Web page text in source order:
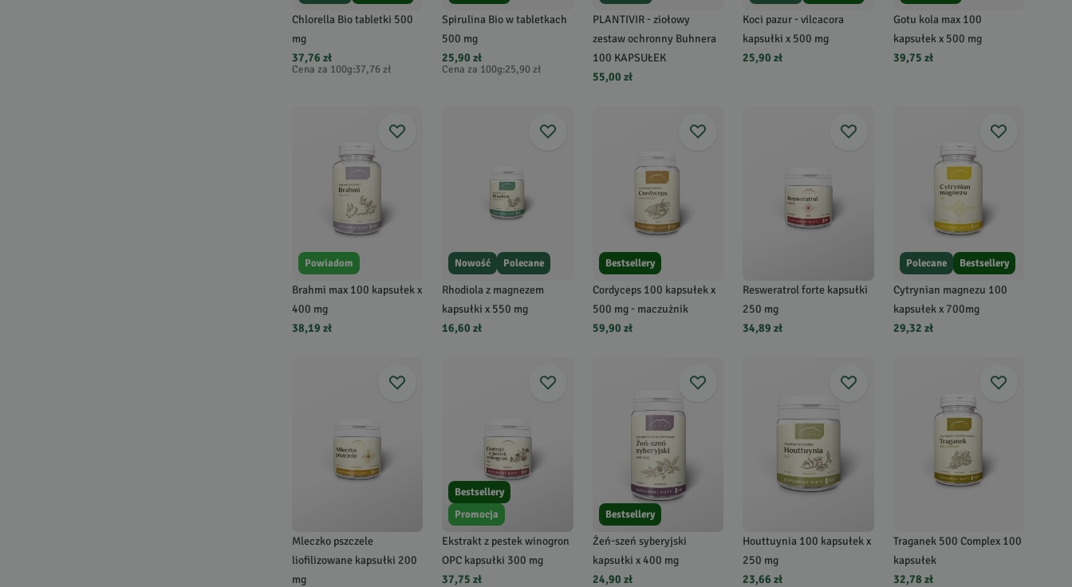
Chlorella Bio tabletki 500
mg
37,76 zł
Cena za 100g:37,76 zł
Spirulina Bio w tabletkach
500 mg
25,90 zł
Cena za 100g:25,90 zł
PLANTIVIR - ziołowy
zestaw ochronny Buhnera
100 KAPSUŁEK
55,00 zł
Koci pazur - vilcacora
kapsułki x 500 mg
25,90 zł
Gotu kola max 100
kapsułek x 500 mg
39,75 zł
Powiadom
Brahmi max 100 kapsułek x
400 mg
38,19 zł
Nowość Polecane
Rhodiola z magnezem
kapsułki x 550 mg
16,60 zł
Bestsellery
Cordyceps 100 kapsułek x
500 mg - maczużnik
59,90 zł
Resweratrol forte kapsułki
250 mg
34,89 zł
Polecane Bestsellery
Cytrynian magnezu 100
kapsułek x 700mg
29,32 zł
Mleczko pszczele
liofilizowane kapsułki 200
mg
Bestsellery
Promocja
Ekstrakt z pestek winogron
OPC kapsułki 300 mg
37,75 zł
Bestsellery
Żeń-szeń syberyjski
kapsułki x 400 mg
24,90 zł
Houttuynia 100 kapsułek x
250 mg
23,66 zł
Traganek 500 Complex 100
kapsułek
32,78 zł